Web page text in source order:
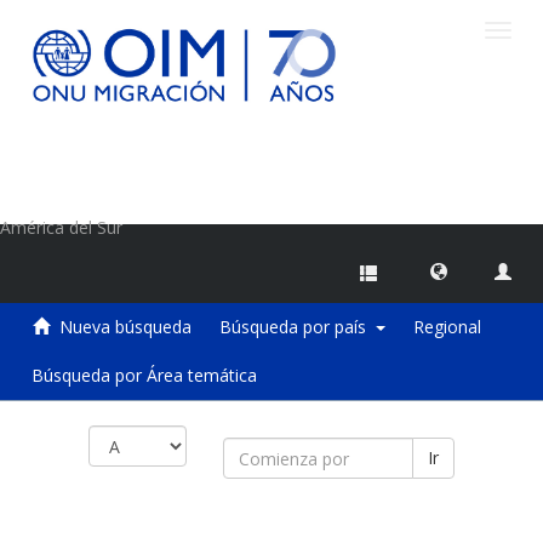
América del Sur
Nueva búsqueda Búsqueda por país Regional
Búsqueda por Área temática
Ir